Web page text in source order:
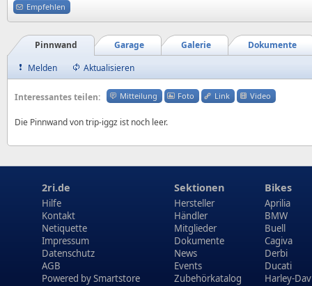
Empfehlen
Dokumente
Galerie
Garage
Pinnwand
Melden
Aktualisieren
Interessantes teilen: Mitteilung Foto Link Video
Die Pinnwand von trip-iggz ist noch leer.
2ri.de
Hilfe
Kontakt
Netiquette
Impressum
Datenschutz
AGB
Powered bySmartstore
Sektionen
Hersteller
Händler
Mitglieder
Dokumente
News
Events
Zubehörkatalog
Bikes
Aprilia
BMW
Buell
Cagiva
Derbi
Ducati
Harley-